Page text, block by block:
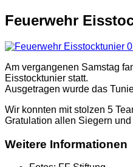
Feuerwehr
Am vergangenen Samstag
Eisstocktunier statt.
Ausgetragen wurde das
Wir konnten mit stolzen 5
Gratulation allen Siegern
Weitere Informationen